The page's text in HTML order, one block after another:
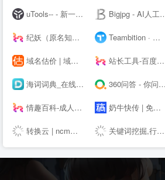
uTools-- - 新一代效率工具平台 Bigjpg - AI人工智能图片无损放大 - 使用人工智能深度卷积神经网络(CNN)无损放大图片
纪妖（原名知妖） Teambition · 阿里巴巴旗下团队协作工具
域名估价 | 域名投资分析工具，域名评估用查询者CXZ.com 站长工具-百度权重查询-网站排名 - 去查网
海词词典_在线词典_在线翻译_海量正版权威词典-- 360问答 - 你问大家答
情趣百科-成人用品选购指南-两--技巧大全 奶牛快传 | 免费大文件传输工具，上传下载不限速
转换云 | ncm转mp3在线网站 - 了解ncm格式如何转换为mp3 关键词挖掘,行业词库,智能改写,SEO数据,知乎数据,抖音数据 - 5118营销大数据